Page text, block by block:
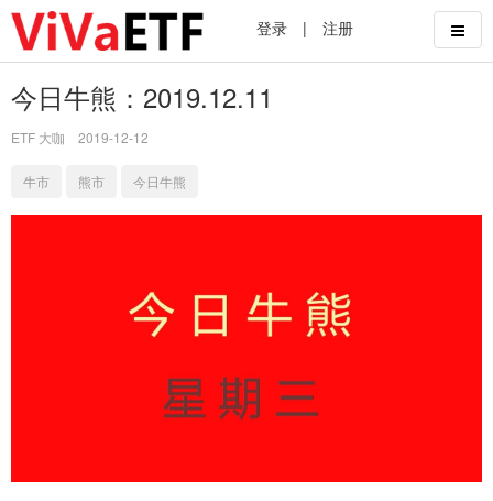
登录 | 注册
今日牛熊：2019.12.11
ETF 大咖 2019-12-12
牛市 熊市 今日牛熊